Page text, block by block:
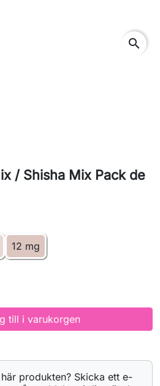
search
/ Shisha Mix Pack de
12 mg
till i varukorgen
produkten? Skicka ett e-